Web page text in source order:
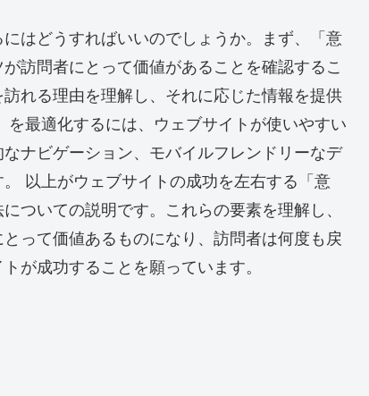
はどうすればいいのでしょうか。まず、「意
訪問者にとって価値があることを確認するこ
れる理由を理解し、それに応じた情報を提供
最適化するには、ウェブサイトが使いやすい
ナビゲーション、モバイルフレンドリーなデ
以上がウェブサイトの成功を左右する「意
ついての説明です。これらの要素を理解し、
って価値あるものになり、訪問者は何度も戻
が成功することを願っています。